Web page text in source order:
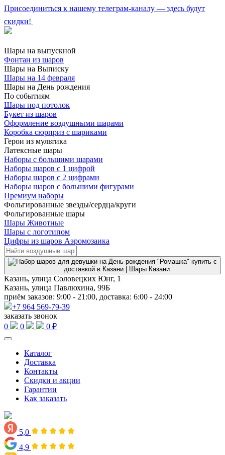
Присоединиться к нашему телеграм-каналу — здесь будут
скидки!
Шары на выпускной
Фонтан из шаров
Шары на Выписку
Шары на 14 февраля
Шары на День рождения
По событиям
Шары под потолок
Букет из шаров
Оформление воздушными шарами
Коробка сюрприз с шариками
Герои из мультика
Латексные шары
Наборы с большими шарами
Наборы шаров с 1 цифрой
Наборы шаров с 2 цифрами
Наборы шаров с большими фигурами
Премиум наборы
Фольгированные звезды/сердца/круги
Фольгированные шары
Шары Животные
Шары с логотипом
Цифры из шаров Аэромозаика
Казань, улица Соловецких Юнг, 1
Казань, улица Павлюхина, 99Б
приём заказов: 9:00 - 21:00, доставка: 6:00 - 24:00
+7 964 569-79-39
заказать звонок
0
0 0 ₽
Каталог
Доставка
Контакты
Скидки и акции
Гарантии
Как заказать
5,0
4,9